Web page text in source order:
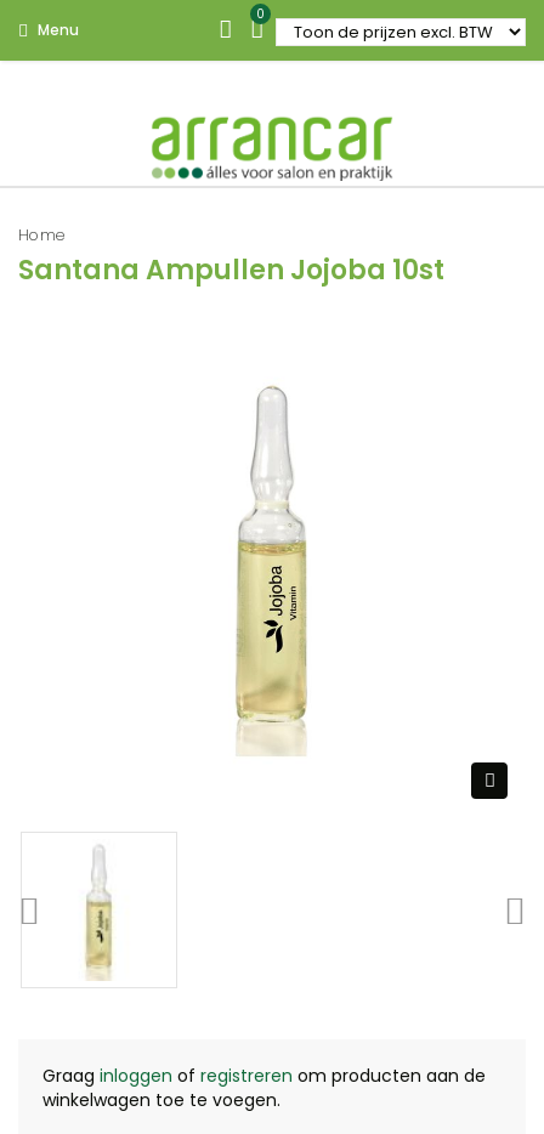
Menu
0
Home
Santana Ampullen Jojoba 10st
Graag inloggen of registreren om producten aan de
winkelwagen toe te voegen.